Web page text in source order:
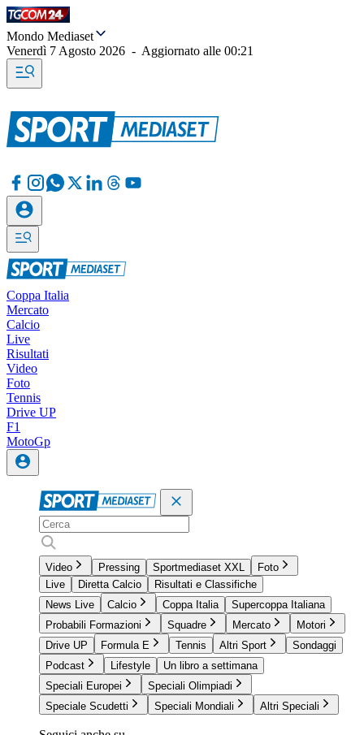
Mondo Mediaset
Venerdì 7 Agosto 2026 - Aggiornato alle 00:21
Coppa Italia
Mercato
Calcio
Live
Risultati
Video
Foto
Tennis
Drive UP
F1
MotoGp
Video Pressing Sportmediaset XXL
Foto
Live
Diretta Calcio
Risultati e Classifiche
News Live
Calcio Coppa Italia
Supercoppa Italiana
Probabili Formazioni
Squadre Mercato
Motori
Drive UP
Formula E Tennis Altri Sport
Sondaggi
Podcast
Lifestyle
Un libro a settimana
Speciali Europei
Speciali Olimpiadi
Speciale Scudetti
Speciali Mondiali Altri Speciali